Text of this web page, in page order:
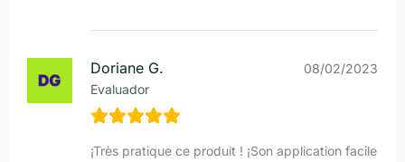
Doriane G.
Evaluador
08/02/2023
¡Très pratique ce produit ! ¡Son application facile